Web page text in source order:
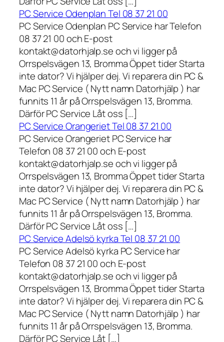
PC Service Odenplan Tel 08 37 21 00
PC Service Odenplan PC Service har Telefon
08 37 21 00 och E-post
kontakt@datorhjalp.se och vi ligger på
Orrspelsvägen 13, Bromma Öppet tider Starta
inte dator? Vi hjälper dej. Vi reparera din PC &
Mac PC Service ( Nytt namn Datorhjälp ) har
funnits 11 år på Orrspelsvägen 13, Bromma.
Därför PC Service Låt oss […]
PC Service Orangeriet Tel 08 37 21 00
PC Service Orangeriet PC Service har
Telefon 08 37 21 00 och E-post
kontakt@datorhjalp.se och vi ligger på
Orrspelsvägen 13, Bromma Öppet tider Starta
inte dator? Vi hjälper dej. Vi reparera din PC &
Mac PC Service ( Nytt namn Datorhjälp ) har
funnits 11 år på Orrspelsvägen 13, Bromma.
Därför PC Service Låt oss […]
PC Service Adelsö kyrka Tel 08 37 21 00
PC Service Adelsö kyrka PC Service har
Telefon 08 37 21 00 och E-post
kontakt@datorhjalp.se och vi ligger på
Orrspelsvägen 13, Bromma Öppet tider Starta
inte dator? Vi hjälper dej. Vi reparera din PC &
Mac PC Service ( Nytt namn Datorhjälp ) har
funnits 11 år på Orrspelsvägen 13, Bromma.
Därför PC Service Låt […]